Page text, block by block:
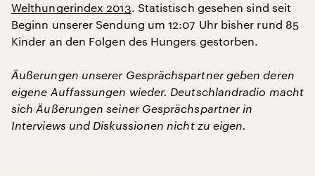
Welthungerindex 2013. Statistisch gesehen sind seit
Beginn unserer Sendung um 12:07 Uhr bisher rund 85
Kinder an den Folgen des Hungers gestorben.
Äußerungen unserer Gesprächspartner geben deren
eigene Auffassungen wieder. Deutschlandradio macht
sich Äußerungen seiner Gesprächspartner in
Interviews und Diskussionen nicht zu eigen.